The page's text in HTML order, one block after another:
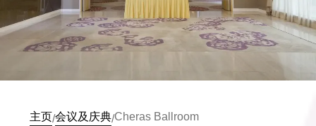
主页/会议及庆典/Cheras Ballroom